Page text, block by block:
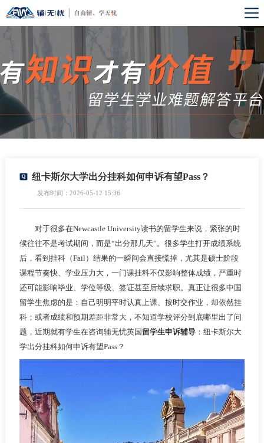
纽卡斯尔大学出分挂科如何申诉有望Pass？
发布时间：2026-05-12 15:36
对于很多在Newcastle University读书的留学生来说，紧张的时
候往往不是考试期间，而是“出分那几天”。很多学生打开成绩系统
后，看到挂科（Fail）结果的一瞬间会直接慌掉，尤其是硕士阶段
课程节奏快、学业压力大，一门课挂科不仅影响整体成绩，严重时
还可能影响毕业、学位等级、签证甚至后续求职。真正让很多中国
留学生焦虑的是：自己明明平时认真上课、按时交作业，却依然挂
科；或者成绩和预期差距非常大，不知道学校评分到底哪里出了问
题，近期就有学生在咨询辅无忧英国 留学生申诉辅导：纽卡斯尔大
学出分挂科如何申诉有望Pass？